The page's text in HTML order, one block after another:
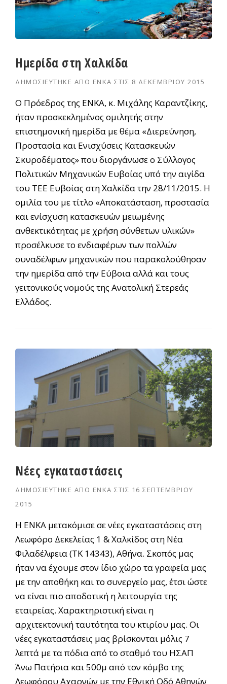
Ημερίδα στη Χαλκίδα
ΔΗΜΟΣΙΕΎΤΗΚΕ ΑΠΌ ΕΝΚΑ ΣΤΙΣ 8 ΔΕΚΕΜΒΡΊΟΥ 2015
Ο Πρόεδρος της ΕΝΚΑ, κ. Μιχάλης Καραντζίκης,
ήταν προσκεκλημένος ομιλητής στην
επιστημονική ημερίδα με θέμα «Διερεύνηση,
Προστασία και Ενισχύσεις Κατασκευών
Σκυροδέματος» που διοργάνωσε ο Σύλλογος
Πολιτικών Μηχανικών Ευβοίας υπό την αιγίδα
του ΤΕΕ Ευβοίας στη Χαλκίδα την 28/11/2015. Η
ομιλία του με τίτλο «Αποκατάσταση, προστασία
και ενίσχυση κατασκευών μειωμένης
ανθεκτικότητας με χρήση σύνθετων υλικών»
προσέλκυσε το ενδιαφέρων των πολλών
συναδέλφων μηχανικών που παρακολούθησαν
την ημερίδα από την Εύβοια αλλά και τους
γειτονικούς νομούς της Ανατολική Στερεάς
Ελλάδος.
Νέες εγκαταστάσεις
ΔΗΜΟΣΙΕΎΤΗΚΕ ΑΠΌ ΕΝΚΑ ΣΤΙΣ 16 ΣΕΠΤΕΜΒΡΊΟΥ
2015
Η ΕΝΚΑ μετακόμισε σε νέες εγκαταστάσεις στη
Λεωφόρο Δεκελείας 1 & Χαλκίδος στη Νέα
Φιλαδέλφεια (ΤΚ 14343), Αθήνα. Σκοπός μας
ήταν να έχουμε στον ίδιο χώρο τα γραφεία μας
με την αποθήκη και το συνεργείο μας, έτσι ώστε
να είναι πιο αποδοτική η λειτουργία της
εταιρείας. Χαρακτηριστική είναι η
αρχιτεκτονική ταυτότητα του κτιρίου μας. Οι
νέες εγκαταστάσεις μας βρίσκονται μόλις 7
λεπτά με τα πόδια από το σταθμό του ΗΣΑΠ
Άνω Πατήσια και 500μ από τον κόμβο της
Λεωφόρου Αχαρνών με την Εθνική Οδό Αθηνών